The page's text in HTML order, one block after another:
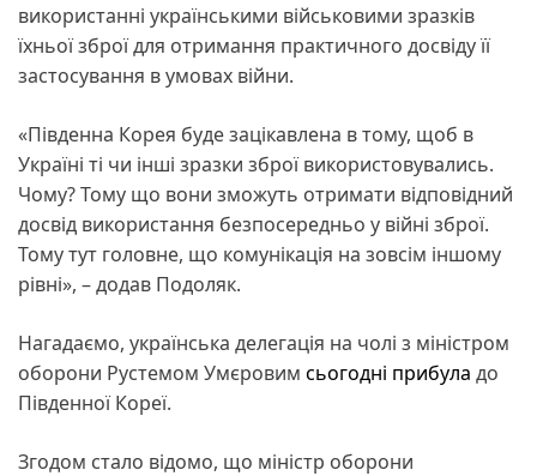
використанні українськими військовими зразків
їхньої зброї для отримання практичного досвіду її
застосування в умовах війни.
«Південна Корея буде зацікавлена в тому, щоб в
Україні ті чи інші зразки зброї використовувались.
Чому? Тому що вони зможуть отримати відповідний
досвід використання безпосередньо у війні зброї.
Тому тут головне, що комунікація на зовсім іншому
рівні», – додав Подоляк.
Нагадаємо, українська делегація на чолі з міністром
оборони Рустемом Умєровим сьогодні прибула до
Південної Кореї.
Згодом стало відомо, що міністр оборони